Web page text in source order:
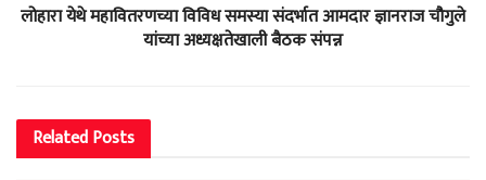
लोहारा येथे महावितरणच्या विविध समस्या संदर्भात आमदार ज्ञानराज चौगुले
यांच्या अध्यक्षतेखाली बैठक संपन्न
RelatedPosts